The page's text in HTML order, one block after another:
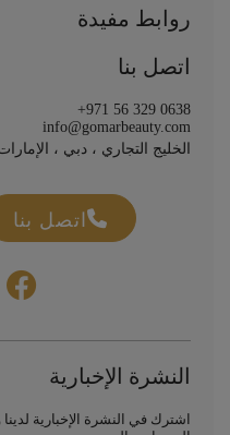
روابط مفيدة
اتصل بنا
+971 56 329 0638
info@gomarbeauty.com
الخليج التجاري ، دبي ،
اتصل بنا
النشرة الإخبارية
اشترك في النشرة الإخبارية